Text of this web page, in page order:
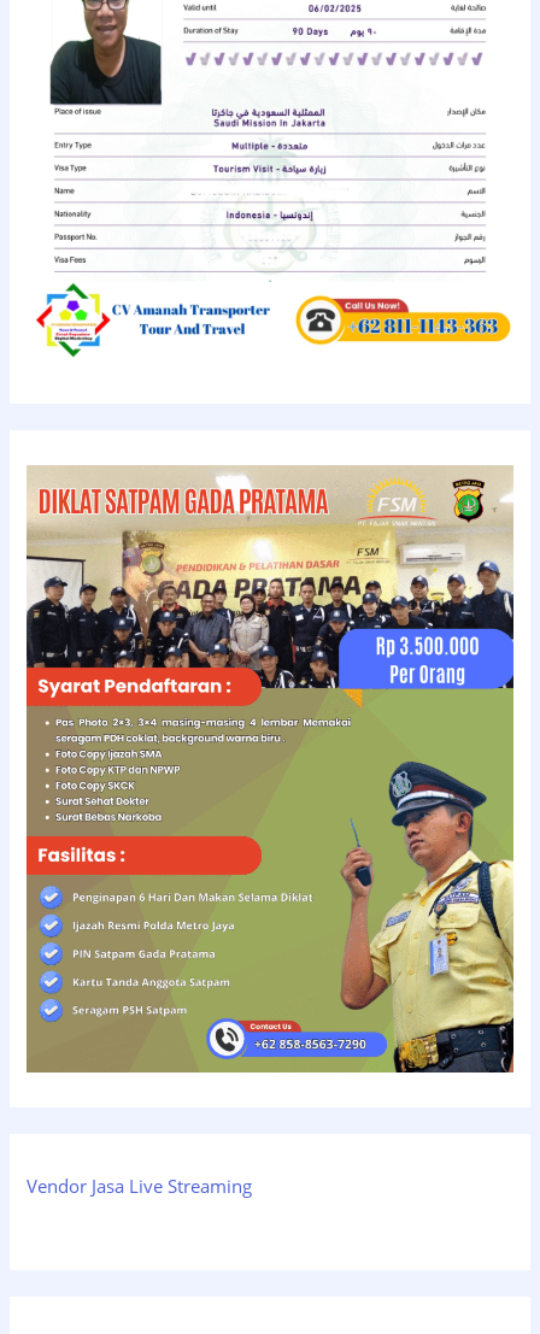
Vendor Jasa Live Streaming